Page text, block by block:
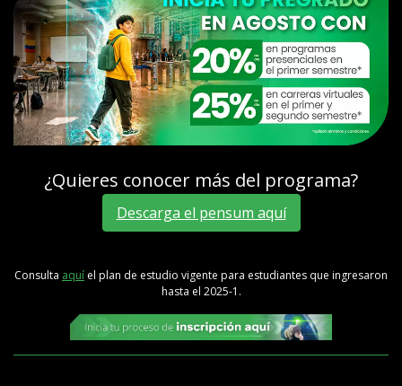
¿Quieres conocer más del programa?
Descarga el pensum aquí
Consulta aquí el plan de estudio vigente para estudiantes que ingresaron
hasta el 2025-1.